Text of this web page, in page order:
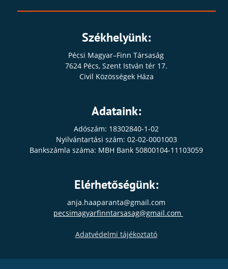
Székhelyünk:
Pécsi Magyar–Finn Társaság
7624 Pécs, Szent István tér 17.
Civil Közösségek Háza
Adataink:
Adószám: 18302840-1-02
Nyilvántartási szám: 02-02-0001003
Bankszámla száma: MBH Bank 50800104-11103059
Elérhetőségünk:
anja.haaparanta@gmail.com
pecsimagyarfinntarsasag@gmail.com
Adatvédelmi tájékoztató